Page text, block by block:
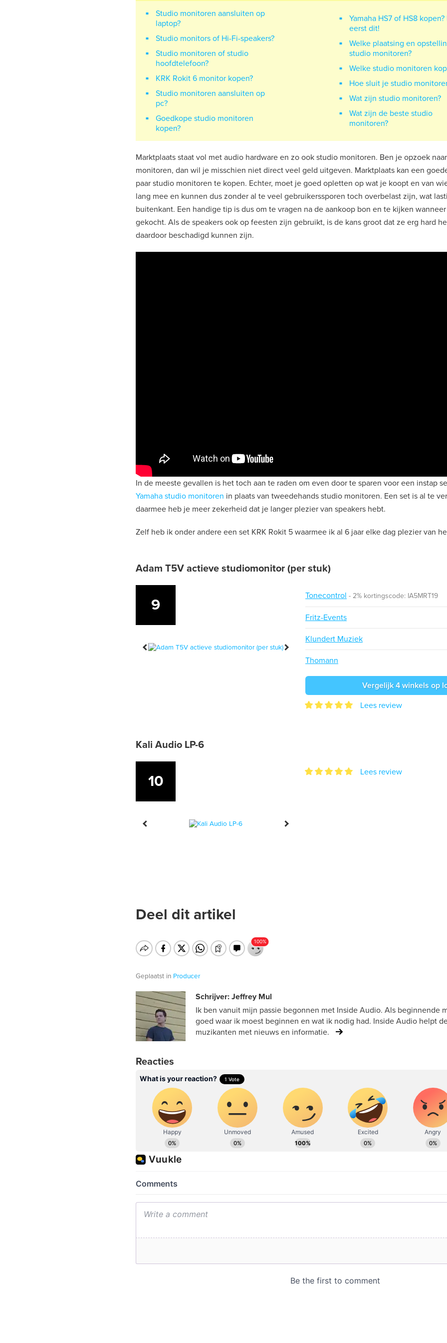
Studio monitoren aansluiten op
laptop?
Studio monitors of Hi-Fi-speakers?
Studio monitoren of studio
hoofdtelefoon?
KRK Rokit 6 monitor kopen?
Studio monitoren aansluiten op
pc?
Goedkope studio monitoren
kopen?
Yamaha HS7 of HS8 kopen?
eerst dit!
Welke plaatsing en
studio monitoren?
Welke studio monitoren
Hoe sluit je studio
Wat zijn studio monitoren?
Wat zijn de beste studio
monitoren?
Marktplaats staat vol met audio hardware en zo ook studio monitoren. Ben je opzoek
monitoren, dan wil je misschien niet direct veel geld uitgeven. Marktplaats kan een
paar studio monitoren te kopen. Echter, moet je goed opletten op wat je koopt en van
lang mee en kunnen dus zonder al te veel gebruikerssporen toch overbelast zijn, wat
buitenkant. Een handige tip is dus om te vragen na de aankoop bon en te kijken
gekocht. Als de speakers ook op feesten zijn gebruikt, is de kans groot dat ze erg hard
daardoor beschadigd kunnen zijn.
In de meeste gevallen is het toch aan te raden om even door te sparen voor een instap
Yamaha studio monitoren in plaats van tweedehands studio monitoren. Een set is al te
daarmee heb je meer zekerheid dat je langer plezier van speakers hebt.
Zelf heb ik onder andere een set KRK Rokit 5 waarmee ik al 6 jaar elke dag plezier van
Adam T5V actieve studiomonitor (per stuk)
9 Tonecontrol 2% kortingscode: IA5MRT19
Fritz-Events
Klundert Muziek
Thomann
Vergelijk 4 winkels op
Lees review
Kali Audio LP-6
10 Lees review
Deel dit artikel
Geplaatst in Producer
Schrijver: Jeffrey Mul
Ik ben vanuit mijn passie begonnen met Inside Audio. Als beginnende
goed waar ik moest beginnen en wat ik nodig had. Inside Audio helpt
muzikanten met nieuws en informatie.
Reacties